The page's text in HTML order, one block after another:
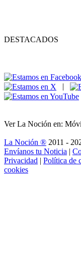
DESTACADOS
|
Ver La Noción en:
La Noción ® 2011 -
Envíanos tu Noticia |
Privacidad | Política de
cookies